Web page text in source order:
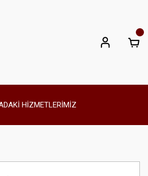
HİZMETLERİMİZ